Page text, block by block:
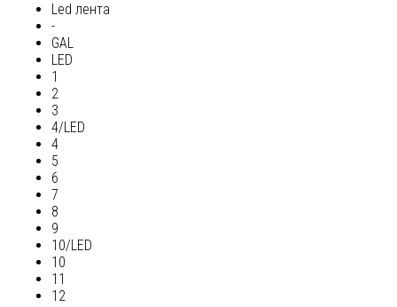
Led лента
-
GAL
LED
1
2
3
4/LED
4
5
6
7
8
9
10/LED
10
11
12